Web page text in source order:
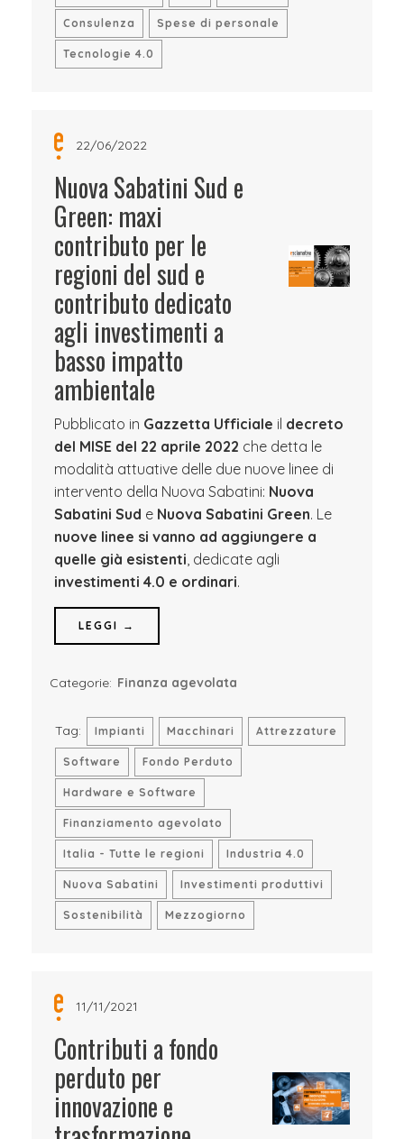
Consulenza Spese di personale
Tecnologie 4.0
22/06/2022
Nuova Sabatini Sud e
Green: maxi
contributo per le
regioni del sud e
contributo dedicato
agli investimenti a
basso impatto
ambientale
Pubblicato in Gazzetta Ufficiale il decreto
del MISE del 22 aprile 2022 che detta le
modalità attuative delle due nuove linee di
intervento della Nuova Sabatini: Nuova
Sabatini Sud e Nuova Sabatini Green. Le
nuove linee si vanno ad aggiungere a
quelle già esistenti, dedicate agli
investimenti 4.0 e ordinari.
LEGGI →
Categorie: Finanza agevolata
Tag: Impianti Macchinari Attrezzature
Software Fondo Perduto
Hardware e Software
Finanziamento agevolato
Italia - Tutte le regioni Industria 4.0
Nuova Sabatini Investimenti produttivi
Sostenibilità Mezzogiorno
11/11/2021
Contributi a fondo
perduto per
innovazione e